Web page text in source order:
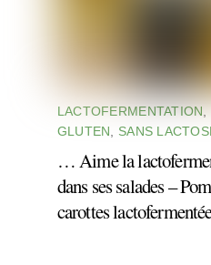
LACTOFERMENTATION
GLUTEN
SANS
… Aime la
dans ses salades –
carottes